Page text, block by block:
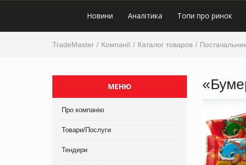
Новини Аналітика Топи про ринок
TradeMaster Компанії Каталог товаров
МЕНЮ
Про компанію
Товари/Послуги
Тендери